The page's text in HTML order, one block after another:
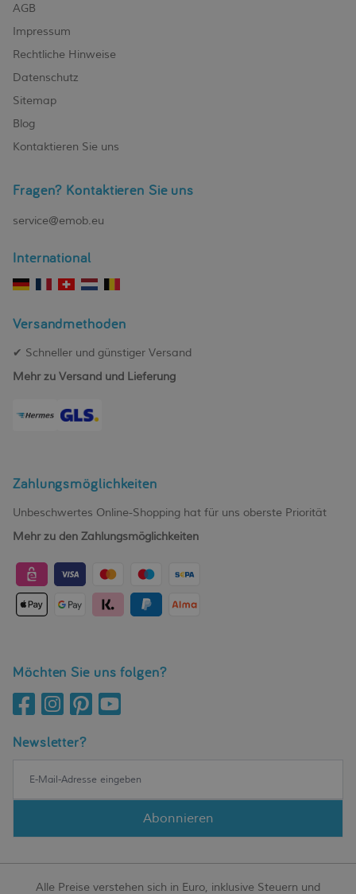
AGB
Impressum
Rechtliche Hinweise
Datenschutz
Sitemap
Blog
Kontaktieren Sie uns
Fragen? Kontaktieren Sie uns
service@emob.eu
International
Versandmethoden
✔ Schneller und günstiger Versand
Mehr zu Versand und Lieferung
Zahlungsmöglichkeiten
Unbeschwertes Online-Shopping hat für uns oberste Priorität
Mehr zu den Zahlungsmöglichkeiten
Möchten Sie uns folgen?
Newsletter?
Abonnieren
Alle Preise verstehen sich in Euro, inklusive Steuern und